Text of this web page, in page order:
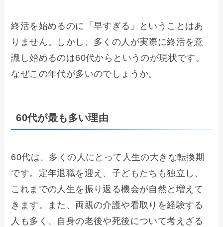
終活を始めるのに「早すぎる」ということはあ
りません。しかし、多くの人が実際に終活を意
識し始めるのは60代からというのが現状です。
なぜこの年代が多いのでしょうか。
60代が最も多い理由
60代は、多くの人にとって人生の大きな転換期
です。定年退職を迎え、子どもたちも独立し、
これまでの人生を振り返る機会が自然と増えて
きます。また、両親の介護や看取りを経験する
人も多く、自身の老後や死後について考えざる